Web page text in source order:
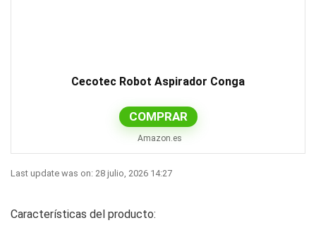
Cecotec Robot Aspirador Conga
COMPRAR
Amazon.es
Last update was on: 28 julio, 2026 14:27
Características del producto: